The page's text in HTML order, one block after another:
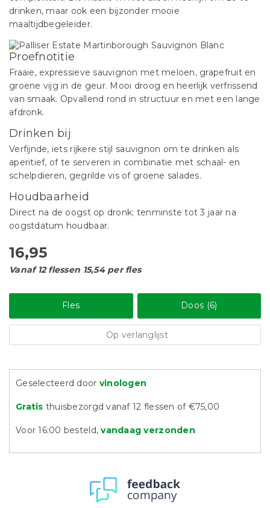
drinken, maar ook een bijzonder mooie
maaltijdbegeleider.
Proefnotitie
Fraaie, expressieve sauvignon met meloen, grapefruit en
groene vijg in de geur. Mooi droog en heerlijk verfrissend
van smaak. Opvallend rond in structuur en met een lange
afdronk.
Drinken bij
Verfijnde, iets rijkere stijl sauvignon om te drinken als
aperitief, of te serveren in combinatie met schaal- en
schelpdieren, gegrilde vis of groene salades.
Houdbaarheid
Direct na de oogst op dronk; tenminste tot 3 jaar na
oogstdatum houdbaar.
16,95
Vanaf 12 flessen 15,54 per fles
Fles Doos (6)
Op verlanglijst
Geselecteerd door vinologen
Gratis thuisbezorgd vanaf 12 flessen of €75,00
Voor 16:00 besteld,vandaag verzonden